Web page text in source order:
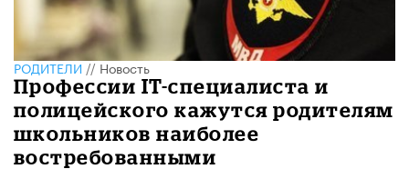
РОДИТЕЛИ//Новость
Профессии IT-специалиста и
полицейского кажутся родителям
школьников наиболее
востребованными